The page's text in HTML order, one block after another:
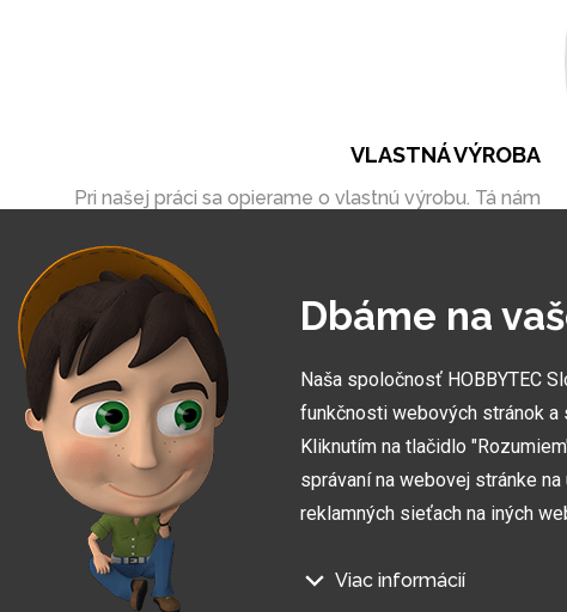
VLASTNÁ VÝROBA
Pri našej práci sa opierame o vlastnú výrobu. Tá nám
Dbáme na
Naša spoločnosť HOBBYTEC
funkčnosti webových stránok a
Kliknutím na tlačidlo
správaní na webovej stránke
reklamných sieťach na iných
Viac informácií